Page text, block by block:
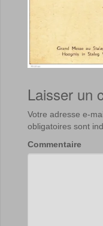
Laisser un
Votre adresse e-
obligatoires sont
Commentaire